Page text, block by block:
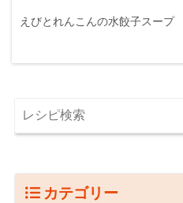
えびとれんこんの水餃子スープ
カテゴリー